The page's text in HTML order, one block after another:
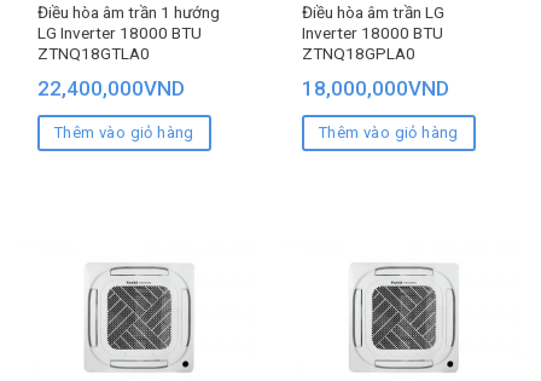
Điều hòa âm trần 1 hướng
LG Inverter 18000 BTU
ZTNQ18GTLA0
22,400,000VND
Thêm vào giỏ hàng
Điều hòa âm trần LG
Inverter 18000 BTU
ZTNQ18GPLA0
18,000,000VND
Thêm vào giỏ hàng